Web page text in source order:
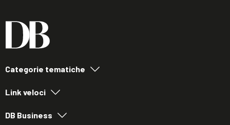
Categorie tematiche
Link veloci
DB Business